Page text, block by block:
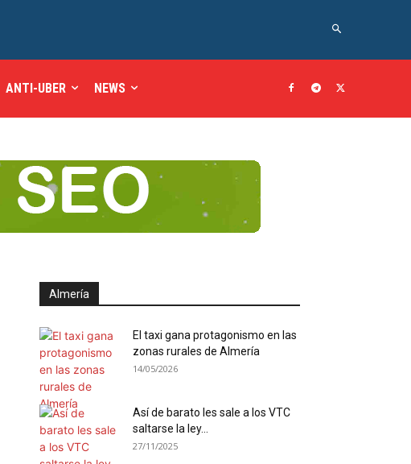
ANTI-UBER NEWS
Almería
El taxi gana protagonismo en las
zonas rurales de Almería
14/05/2026
Así de barato les sale a los VTC
saltarse la ley...
27/11/2025